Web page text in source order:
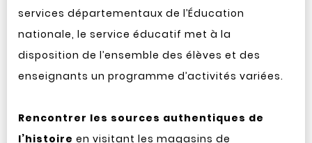
services départementaux de l’Éducation
nationale, le service éducatif met à la
disposition de l’ensemble des élèves et des
enseignants un programme d’activités variées.
Rencontrer les sources authentiques de
l’histoire en visitant les magasins de